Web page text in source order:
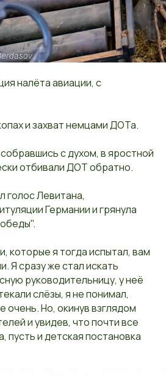
налёта авиации, с
и захват немцами ДОТа.
с духом, в яростной
отбивали ДОТ обратно.
голос Левитана,
Германии и грянула
которые я тогда испытал, вам
Я сразу же стал искать
руководительницу, у неё
слёзы, я не понимал,
очень. Но, окинув взглядом
и увидев, что почти все
пусть и детская постановка